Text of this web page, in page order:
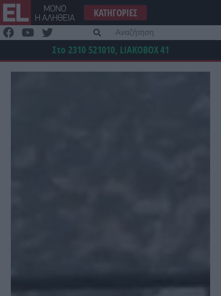
Μετάβαση
στο
περιεχόμενο
ΚΑΤΗΓΟΡΊΕΣ
Στο 2310 521010, LIAKOBOX41